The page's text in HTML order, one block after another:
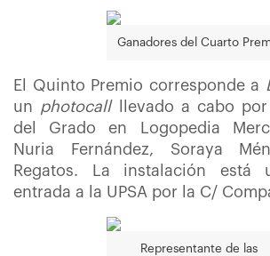
Ganadores del Cuarto
El Quinto Premio corresponde a
un photocallllevado a cabo por
del Grado en Logopedia
Nuria Fernández, Soraya
Regatos. La instalación está
entrada a la UPSA por la C/
Representante de las